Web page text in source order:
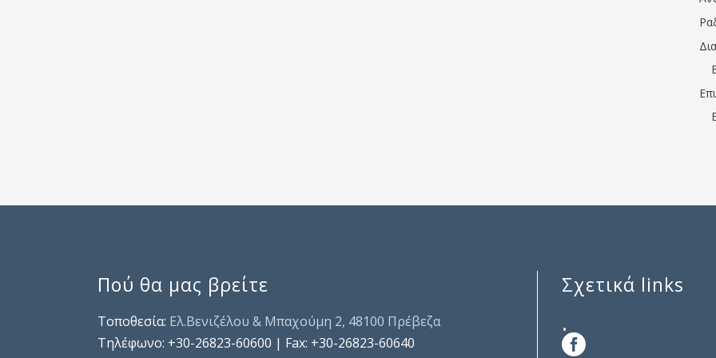
Πού θα μας βρείτε
Τοποθεσία: Ελ.Βενιζέλου & Μπαχούμη 2, 48100 Πρέβεζα
Τηλέφωνo: +30-26823-60600 | Fax: +30-26823-60640
Σχετικά links
.